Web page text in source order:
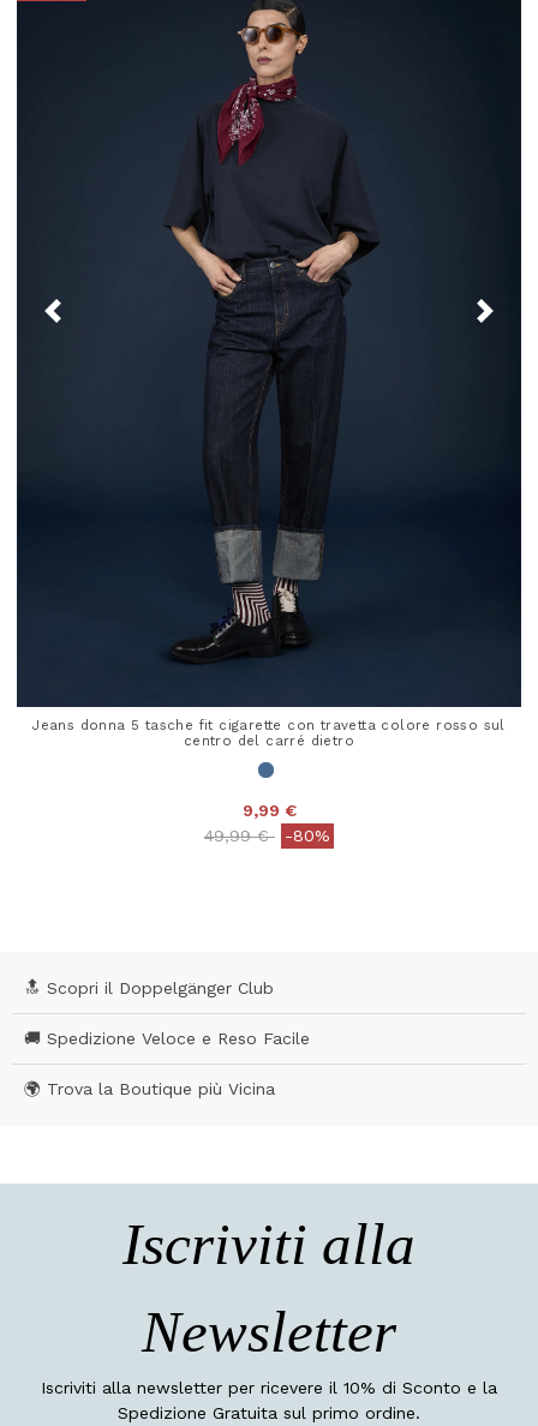
Jeans donna 5 tasche fit cigarette con travetta colore rosso sul
centro del carré dietro
9,99 €
Price reduced from
49,99 €to-80%
🔝 Scopri il Doppelgänger Club
🚚 Spedizione Veloce e Reso Facile
🌍 Trova la Boutique più Vicina
Iscriviti alla
Newsletter
Iscriviti alla newsletter per ricevere il 10% di Sconto e la
Spedizione Gratuita sul primo ordine.